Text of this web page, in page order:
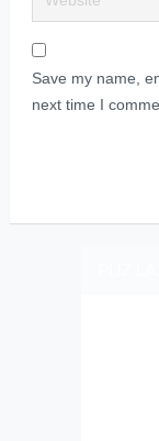
Save my name,
next time I